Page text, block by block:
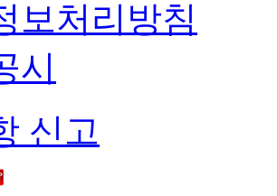
보처리방침
시
신고